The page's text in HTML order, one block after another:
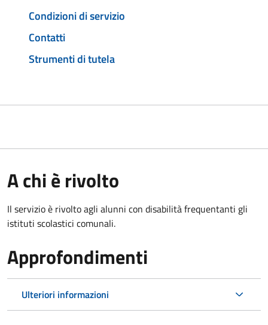
Condizioni di servizio
Contatti
Strumenti di tutela
A chi è rivolto
Il servizio è rivolto agli alunni con disabilità frequentanti gli
istituti scolastici comunali.
Approfondimenti
Ulteriori informazioni